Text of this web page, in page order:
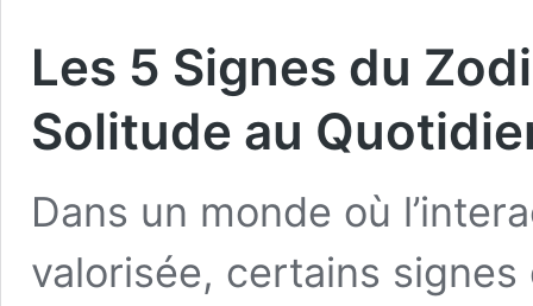
Les 5 Signes du
Solitude au
Dans un monde où
valorisée, certains